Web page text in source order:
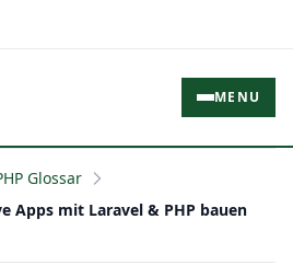
MENU
Glossar
Apps mit Laravel & PHP bauen